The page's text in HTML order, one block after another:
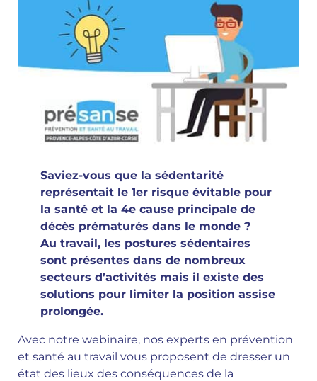
Saviez-vous que la sédentarité
représentait le 1er risque évitable pour
la santé et la 4e cause principale de
décès prématurés dans le monde ?
Au travail, les postures sédentaires
sont présentes dans de nombreux
secteurs d’activités mais il existe des
solutions pour limiter la position assise
prolongée.
Avec notre webinaire, nos experts en prévention
et santé au travail vous proposent de dresser un
état des lieux des conséquences de la